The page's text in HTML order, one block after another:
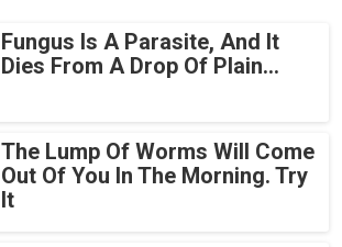
Fungus Is A Parasite, And It
Dies From A Drop Of Plain...
The Lump Of Worms Will Come
Out Of You In The Morning. Try
It